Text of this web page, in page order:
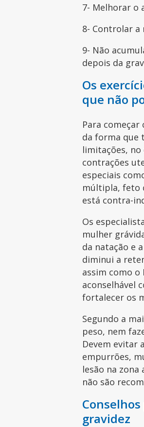
7- Melhorar o
8- Controlar
9- Não
depois da
Os
que não
Para
da forma que
limitações,
contrações
especiais
múltipla, feto
está contra-
Os
mulher
da natação e
diminui a
assim como
aconselhável
fortalecer os
Segundo a
peso, nem
Devem evitar
empurrões,
lesão na
não são
gravidez